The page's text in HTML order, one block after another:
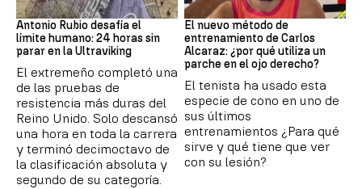
Ultraviking
Antonio Rubio desafía el
límite humano: 24 horas sin
parar en la Ultraviking
El extremeño completó una
de las pruebas de
resistencia más duras del
Reino Unido. Solo descansó
una hora en toda la carrera
y terminó decimoctavo de
la clasificación absoluta y
segundo de su categoría.
Tenis
El nuevo método de
entrenamiento de Carlos
Alcaraz: ¿por qué utiliza un
parche en el ojo derecho?
El tenista ha usado esta
especie de cono en uno de
sus últimos
entrenamientos ¿Para qué
sirve y qué tiene que ver
con su lesión?